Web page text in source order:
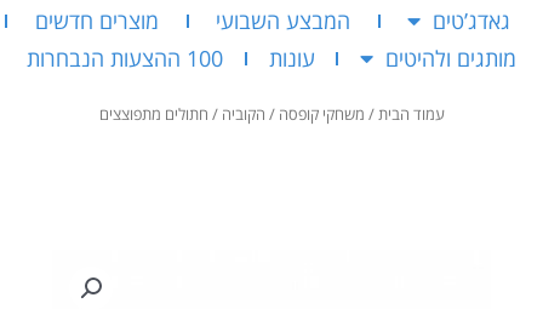
גאדג’טים
המבצע השבועי
מוצרים חדשים
מותגים ולהיטים
עונות 100 ההצעות הנבחרות
עמוד הבית/ משחקי קופסה / הקוביה / חתולים מתפוצצים